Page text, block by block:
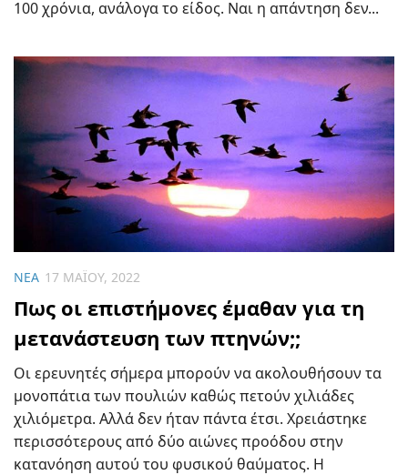
100 χρόνια, ανάλογα το είδος. Ναι η απάντηση δεν...
ΝΈΑ 17 ΜΑΪ́ΟΥ, 2022
Πως οι επιστήμονες έμαθαν για τη
μετανάστευση των πτηνών;;
Οι ερευνητές σήμερα μπορούν να ακολουθήσουν τα
μονοπάτια των πουλιών καθώς πετούν χιλιάδες
χιλιόμετρα. Αλλά δεν ήταν πάντα έτσι. Χρειάστηκε
περισσότερους από δύο αιώνες προόδου στην
κατανόηση αυτού του φυσικού θαύματος. Η